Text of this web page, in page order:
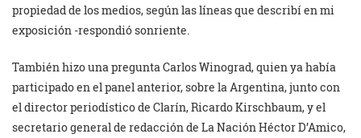
propiedad de los medios, según las líneas que describí en mi
exposición -respondió sonriente.
También hizo una pregunta Carlos Winograd, quien ya había
participado en el panel anterior, sobre la Argentina, junto con
el director periodístico de Clarín, Ricardo Kirschbaum, y el
secretario general de redacción de La Nación Héctor D’Amico,